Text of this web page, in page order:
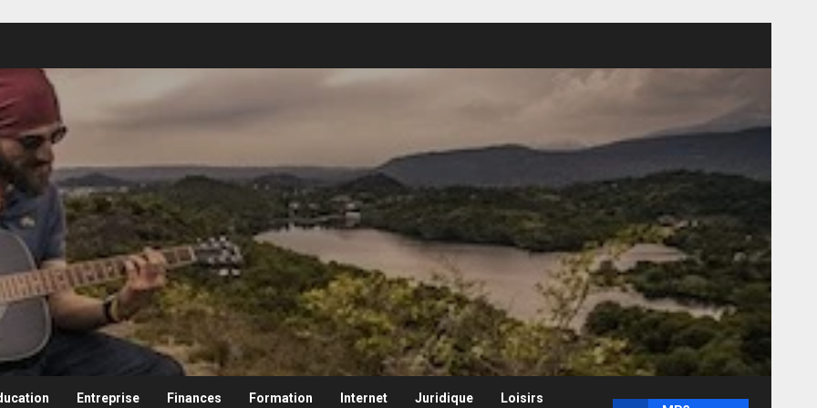
Entreprise Finances Formation Internet Juridique Loisirs